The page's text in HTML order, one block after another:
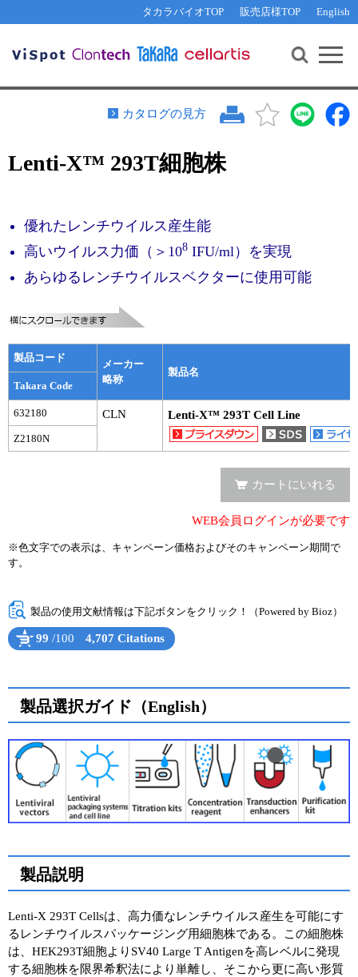
タカラバイオTOP 販売店様TOP English
機能解析・サイレンシング
PCR・等温増幅
装置・ソフトウェア
その他 ライセンスに関するご相談
遺伝子組換え生物該当製品
研究支援ツール
Cut-Site Navigator 制限酵素切断サイトの検索
In-Fusion Cloning プライマー設計
抗体検索サイト
リアルタイムPCR （プローブ法）
プライマー・プローブ検索・注文
ラーニングセンター
実験ガイド
リアルタイムPCR実験ガイド
遺伝子検査ガイド（食品・水質・家畜他）
細胞選択ガイド
エピジェネティクス実験ガイド
RNAi実験ガイド
プロトコール集
ユーザーズボイス集
動画ライブラリー
Q&A
お問い合わせ WEB会員登録
カタログの見方
Lenti-X™ 293T細胞株
優れたレンチウイルス産生能
高いウイルス力価（＞108 IFU/ml）を実現
あらゆるレンチウイルスベクターに使用可能
製品コード
メーカー
略称
製品名
Takara Code
632180 CLN Lenti-X™ 293T Cell Line
Z2180N
※色文字での表示は、キャンペーン価格およびそのキャンペーン期間で
す。
製品の使用文献情報は下記ボタンをクリック！（Powered by Bioz）
99 /100 4,707 Citations
カートにいれる
WEB会員ログインが必要です
製品選択ガイド（English）
製品説明
Lenti-X 293T Cellsは、高力価なレンチウイルス産生を可能にす
るレンチウイルスパッケージング用細胞株である。この細胞株
は、HEK293T細胞よりSV40 Large T Antigenを高レベルに発現
する細胞株を限界希釈法により単離し、そこから更に高い形質